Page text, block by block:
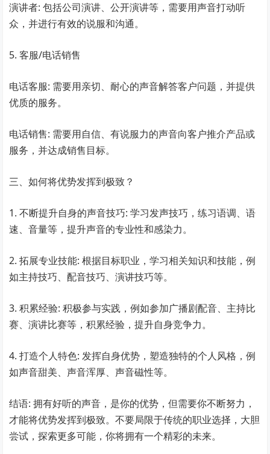
演讲者: 包括公司演讲、公开演讲等，需要用声音打动听
众，并进行有效的说服和沟通。
5. 客服/电话销售
电话客服: 需要用亲切、耐心的声音解答客户问题，并提供
优质的服务。
电话销售: 需要用自信、有说服力的声音向客户推介产品或
服务，并达成销售目标。
三、如何将优势发挥到极致？
1. 不断提升自身的声音技巧: 学习发声技巧，练习语调、语
速、音量等，提升声音的专业性和感染力。
2. 拓展专业技能: 根据目标职业，学习相关知识和技能，例
如主持技巧、配音技巧、演讲技巧等。
3. 积累经验: 积极参与实践，例如参加广播剧配音、主持比
赛、演讲比赛等，积累经验，提升自身竞争力。
4. 打造个人特色: 发挥自身优势，塑造独特的个人风格，例
如声音甜美、声音浑厚、声音磁性等。
结语: 拥有好听的声音，是你的优势，但需要你不断努力，
才能将优势发挥到极致。不要局限于传统的职业选择，大胆
尝试，探索更多可能，你将拥有一个精彩的未来。